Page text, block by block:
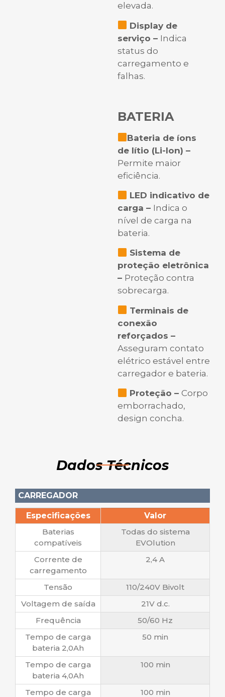
elevada.
Display de
serviço – Indica
status do
carregamento e
falhas.
BATERIA
Bateria de íons
de lítio (Li-Ion) –
Permite maior
eficiência.
LED indicativo de
carga – Indica o
nível de carga na
bateria.
Sistema de
proteção eletrônica
– Proteção contra
sobrecarga.
Terminais de
conexão
reforçados –
Asseguram contato
elétrico estável entre
carregador e bateria.
Proteção –Corpo
emborrachado,
design concha.
Dados Técnicos
Especificações
Valor
Baterias
compatíveis
Todas do sistema
EVOlution
Corrente de
carregamento
2,4 A
Tensão
110/240V Bivolt
Voltagem de saída
21V d.c.
Frequência
50/60 Hz
Tempo de carga
bateria 2,0Ah
50 min
Tempo de carga
bateria 4,0Ah
100 min
Tempo de carga
100 min
CARREGADOR